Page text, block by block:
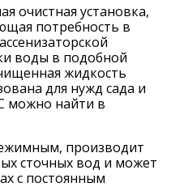
очистная установка,
потребность в
воды в подобной
жидкость
для нужд сада и
можно найти в
производит
сточных вод и может
с постоянным